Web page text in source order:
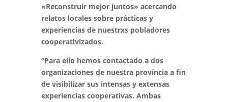
«Reconstruir mejor juntos» acercando
relatos locales sobre prácticas y
experiencias de nuestrxs pobladores
cooperativizados.
“Para ello hemos contactado a dos
organizaciones de nuestra provincia a fin
de visibilizar sus intensas y extensas
experiencias cooperativas. Ambas